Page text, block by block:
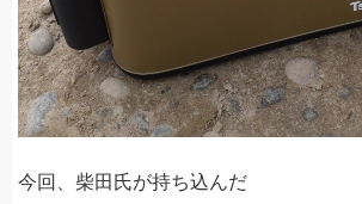
今回、柴田氏が持ち込んだ